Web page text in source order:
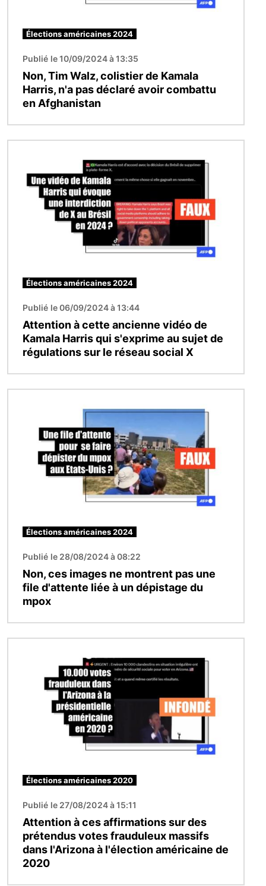
Élections américaines 2024
Publié le 10/09/2024 à 13:35
Non, Tim Walz, colistier de Kamala
Harris, n'a pas déclaré avoir combattu
en Afghanistan
Élections américaines 2024
Publié le 06/09/2024 à 13:44
Attention à cette ancienne vidéo de
Kamala Harris qui s'exprime au sujet de
régulations sur le réseau social X
Élections américaines 2024
Publié le 28/08/2024 à 08:22
Non, ces images ne montrent pas une
file d'attente liée à un dépistage du
mpox
Élections américaines 2020
Publié le 27/08/2024 à 15:11
Attention à ces affirmations sur des
prétendus votes frauduleux massifs
dans l'Arizona à l'élection américaine de
2020